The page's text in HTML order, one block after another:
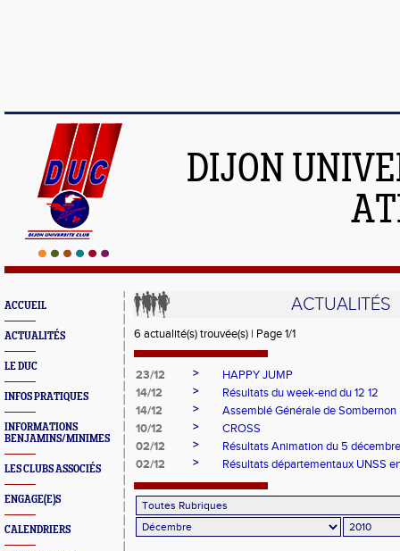
DIJON
ACCUEIL
ACTUALITÉS
LE DUC
INFOS PRATIQUES
INFORMATIONS
BENJAMINS/MINIMES
LES CLUBS ASSOCIÉS
ENGAGE(E)S
CALENDRIERS
ACTUALITÉS
6 actualité(s) trouvée(s) | Page 1/1
23/12 >
HAPPY JUMP
14/12
>
Résultats du week-end du 12 12
14/12
>
Assemblé Générale de Sombernon
10/12
>
CROSS
02/12
>
Résultats Animation du 5 décembre
02/12
> Résultats départementaux UNSS